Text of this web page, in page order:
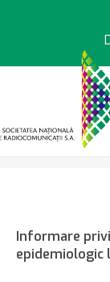
Informare